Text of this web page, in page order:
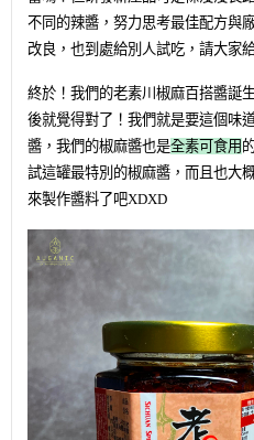
不同的辣醬，努力思考最佳配方與
改良，也到處給別人試吃，請大家
終於！我們的老素川椒麻百搭醬誕
後就覺得對了！我們就是要這個味
醬，我們的椒麻醬也是全素可食用
試這罐最特別的椒麻醬，而且也大
來製作醬料了吧XDXD